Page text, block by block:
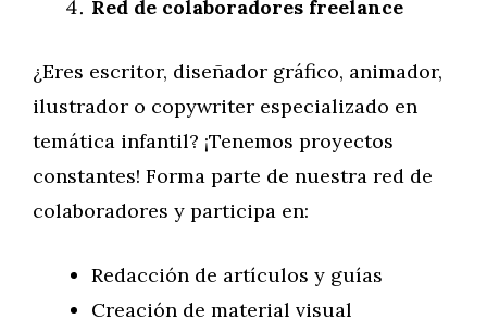
Red de colaboradores freelance
¿Eres escritor, diseñador gráfico, animador,
ilustrador o copywriter especializado en
temática infantil? ¡Tenemos proyectos
constantes! Forma parte de nuestra red de
colaboradores y participa en:
Redacción de artículos y guías
Creación de material visual